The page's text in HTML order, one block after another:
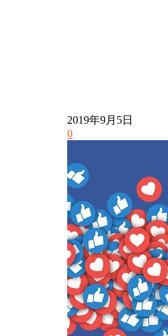
2019年9月5日
0